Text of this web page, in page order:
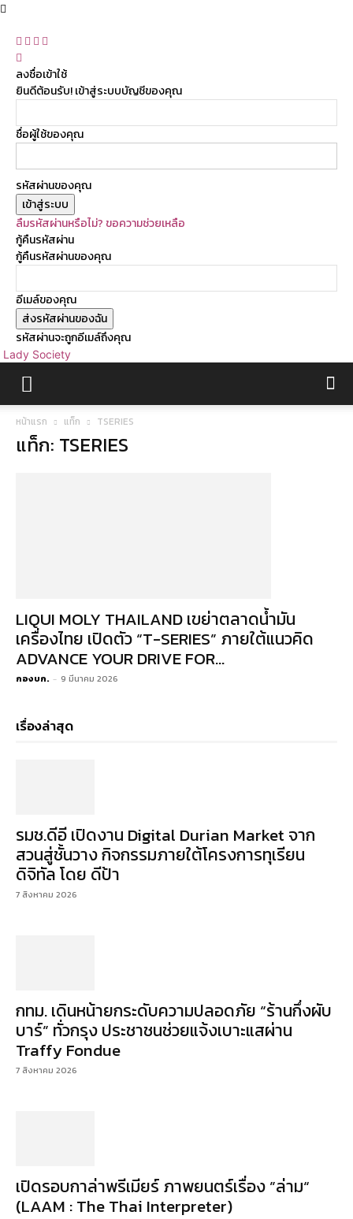
ลงชื่อเข้าใช้
ยินดีต้อนรับ! เข้าสู่ระบบบัญชีของคุณ
ชื่อผู้ใช้ของคุณ
รหัสผ่านของคุณ
ลืมรหัสผ่านหรือไม่? ขอความช่วยเหลือ
กู้คืนรหัสผ่าน
กู้คืนรหัสผ่านของคุณ
อีเมล์ของคุณ
รหัสผ่านจะถูกอีเมล์ถึงคุณ
Lady Society
หน้าแรก แท็ก TSERIES
แท็ก: TSERIES
LIQUI MOLY THAILAND เขย่าตลาดน้ำมัน
เครื่องไทย เปิดตัว “T-SERIES” ภายใต้แนวคิด
ADVANCE YOUR DRIVE FOR...
กองบก. - 9 มีนาคม 2026
เรื่องล่าสุด
รมช.ดีอี เปิดงาน Digital Durian Market จาก
สวนสู่ชั้นวาง กิจกรรมภายใต้โครงการทุเรียน
ดิจิทัล โดย ดีป้า
7 สิงหาคม 2026
กทม. เดินหน้ายกระดับความปลอดภัย “ร้านกึ่งผับ
บาร์” ทั่วกรุง ประชาชนช่วยแจ้งเบาะแสผ่าน
Traffy Fondue
7 สิงหาคม 2026
เปิดรอบกาล่าพรีเมียร์ ภาพยนตร์เรื่อง ”ล่าม“
(LAAM : The Thai Interpreter)